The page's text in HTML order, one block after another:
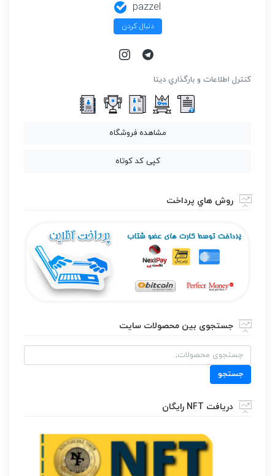
pazzel
دنبال کردن
كنترل اطلاعات و بارگذاري ديتا
مشاهده فروشگاه
کپی کد کوتاه
روش هاي پرداخت
جستجوی بین محصولات سایت
جستجو
برای:
جستجو
دریافت NFT رایگان